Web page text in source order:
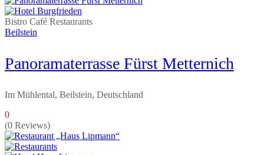
Bistro Café Restaurants
Beilstein
Panoramaterrasse Fürst Metternich
Im Mühlental, Beilstein, Deutschland
0
(0 Reviews)